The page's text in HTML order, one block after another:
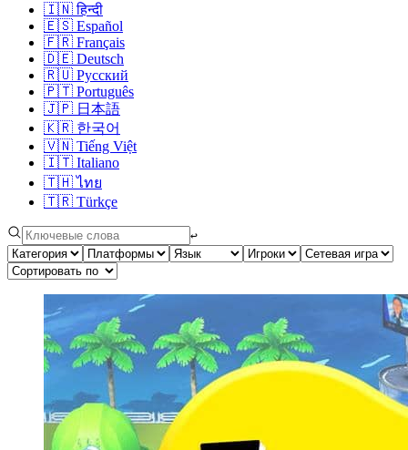
🇮🇳 हिन्दी
🇪🇸 Español
🇫🇷 Français
🇩🇪 Deutsch
🇷🇺 Русский
🇵🇹 Português
🇯🇵 日本語
🇰🇷 한국어
🇻🇳 Tiếng Việt
🇮🇹 Italiano
🇹🇭 ไทย
🇹🇷 Türkçe
↩︎